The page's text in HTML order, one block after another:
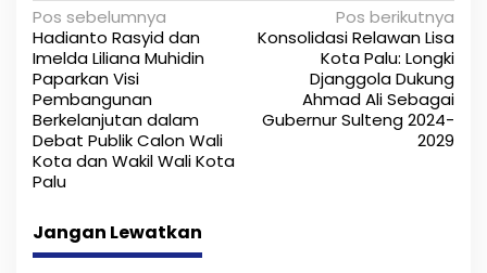
N
a
v
i
g
a
s
Pos sebelumnya
Hadianto Rasyid dan
Imelda Liliana Muhidin
Paparkan Visi
Pembangunan
Berkelanjutan dalam
Debat Publik Calon Wali
Kota dan Wakil Wali Kota
Palu
Pos berikutnya
Konsolidasi Relawan Lisa
Kota Palu: Longki
Djanggola Dukung
Ahmad Ali Sebagai
Gubernur Sulteng 2024-
2029
Jangan Lewatkan